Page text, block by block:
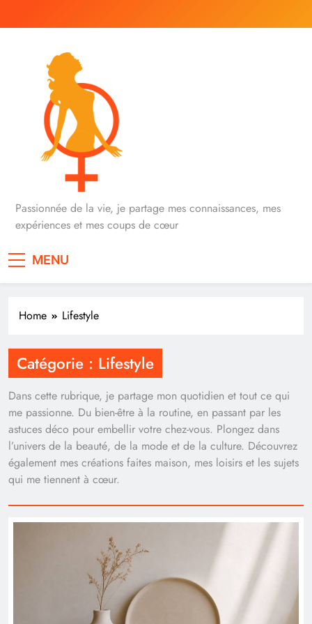
to
iVenus
Passionnée de la vie, je partage mes connaissances, mes
expériences et mes coups de cœur
MENU
Home Lifestyle
Catégorie : Lifestyle
Dans cette rubrique, je partage mon quotidien et tout ce qui
me passionne. Du bien-être à la routine, en passant par les
astuces déco pour embellir votre chez-vous. Plongez dans
l’univers de la beauté, de la mode et de la culture. Découvrez
également mes créations faites maison, mes loisirs et les sujets
qui me tiennent à cœur.